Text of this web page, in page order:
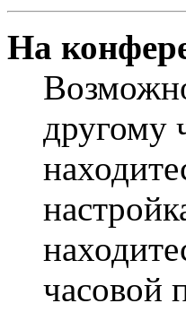
На
другому
часовой